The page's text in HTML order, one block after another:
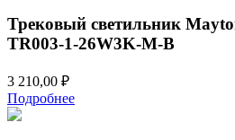
Трековый светильник
TR003-1-26W3K-M-B
3 210,00 ₽
Подробнее